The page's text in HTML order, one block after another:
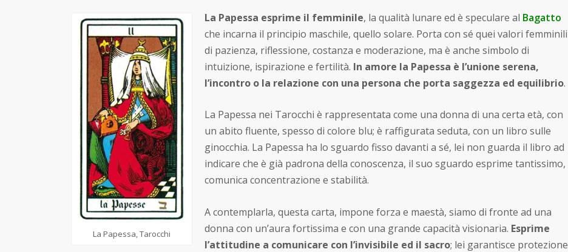
La Papessa, Tarocchi
La Papessa esprime il femminile, la qualità lunare ed è speculare al Bagatto
che incarna il principio maschile, quello solare. Porta con sé quei valori femminili
di pazienza, riflessione, costanza e moderazione, ma è anche simbolo di
intuizione, ispirazione e fertilità. In amore la Papessa è l’unione serena,
l’incontro o la relazione con una persona che porta saggezza ed equilibrio.
La Papessa nei Tarocchi è rappresentata come una donna di una certa età, con
un abito fluente, spesso di colore blu; è raffigurata seduta, con un libro sulle
ginocchia. La Papessa ha lo sguardo fisso davanti a sé, lei non guarda il libro ad
indicare che è già padrona della conoscenza, il suo sguardo esprime tantissimo,
comunica concentrazione e stabilità.
A contemplarla, questa carta, impone forza e maestà, siamo di fronte ad una
donna con un’aura fortissima e con una grande capacità visionaria. Esprime
l’attitudine a comunicare con l’invisibile ed il sacro; lei garantisce protezione